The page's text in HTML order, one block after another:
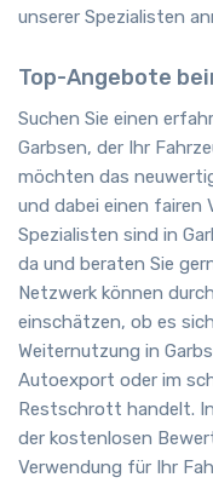
unserer Spezialisten
Top-Angebote
Suchen Sie einen
Garbsen, der Ihr
möchten das
und dabei einen fairen
Spezialisten sind in
da und beraten Sie
Netzwerk können
einschätzen, ob es
Weiternutzung in
Autoexport oder im
Restschrott handelt.
der kostenlosen
Verwendung für Ihr